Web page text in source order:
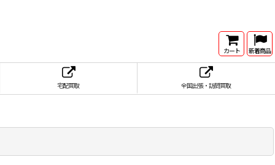
カート 新着商品
宅配買取 全国出張・訪問買取